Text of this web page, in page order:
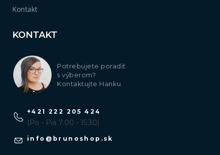
Kontakt
KONTAKT
Potrebujete poradiť
s výberom?
Kontaktujte Hanku
info @ brunoshop.sk
+421 222 205 424
(Po - Pia 7:00 - 15:30)